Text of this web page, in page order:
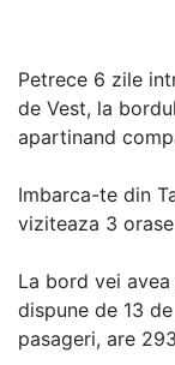
Petrece 6 zile
de Vest, la
apartinand
Imbarca-te din
viziteaza 3
La bord vei
dispune de 13
pasageri, are